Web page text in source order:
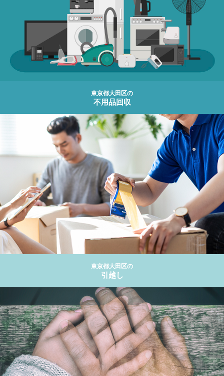
東京都大田区の
不用品回収
東京都大田区の
引越し